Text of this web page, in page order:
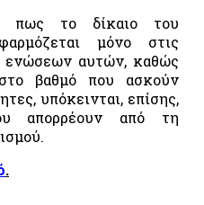
διαχείρισης
πως το δίκαιο του
μόνο στις
ενώσεων αυτών, καθώς
βαθμό που ασκούν
υπόκεινται, επίσης,
απορρέουν από τη
.